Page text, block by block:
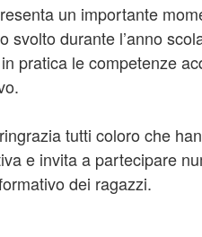
un importante
svolto durante l’anno
pratica le competenze
tutti coloro che
e invita a partecipare
dei ragazzi.